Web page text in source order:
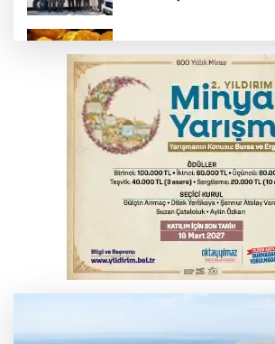
Serbest piyasada altın
Yargıtay’dan primle
Osmangazi’de iş
Bursa’da bugün hava